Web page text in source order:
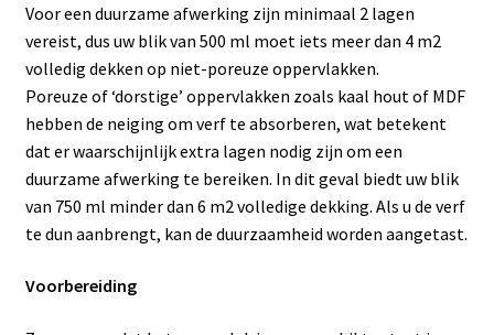
Voor een duurzame afwerking zijn minimaal 2 lagen
vereist, dus uw blik van 500 ml moet iets meer dan 4 m2
volledig dekken op niet-poreuze oppervlakken.
Poreuze of ‘dorstige’ oppervlakken zoals kaal hout of MDF
hebben de neiging om verf te absorberen, wat betekent
dat er waarschijnlijk extra lagen nodig zijn om een ​​
duurzame afwerking te bereiken. In dit geval biedt uw blik
van 750 ml minder dan 6 m2 volledige dekking. Als u de verf
te dun aanbrengt, kan de duurzaamheid worden aangetast.
Voorbereiding